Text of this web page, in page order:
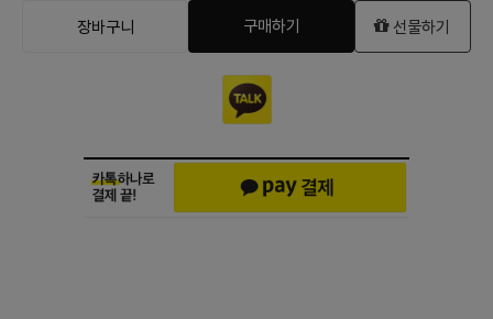
장바구니 구매하기 선물하기